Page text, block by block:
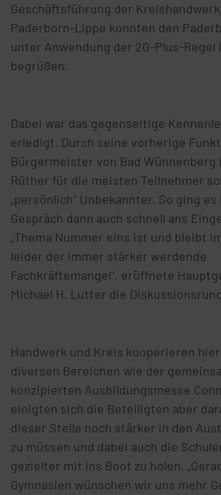
Geschäftsführung der
Paderborn-Lippe konnten den
unter Anwendung der 2G-Plus-Regel
begrüßen.
Dabei war das gegenseitige
erledigt. Durch seine vorherige
Bürgermeister von Bad
Rüther für die meisten Teilnehmer
„persönlich“ Unbekannter. So ging es
Gespräch dann auch schnell ans
„Thema Nummer eins ist und bleibt
leider der immer stärker werdende
Fachkräftemangel“, eröffnete
Michael H. Lutter die
Handwerk und Kreis kooperieren
diversen Bereichen wie der
konzipierten Ausbildungsmesse
einigten sich die Beteiligten aber
dieser Stelle noch stärker in den
zu müssen und dabei auch die
gezielter mit ins Boot zu holen.
Gymnasien wünschen wir uns mehr